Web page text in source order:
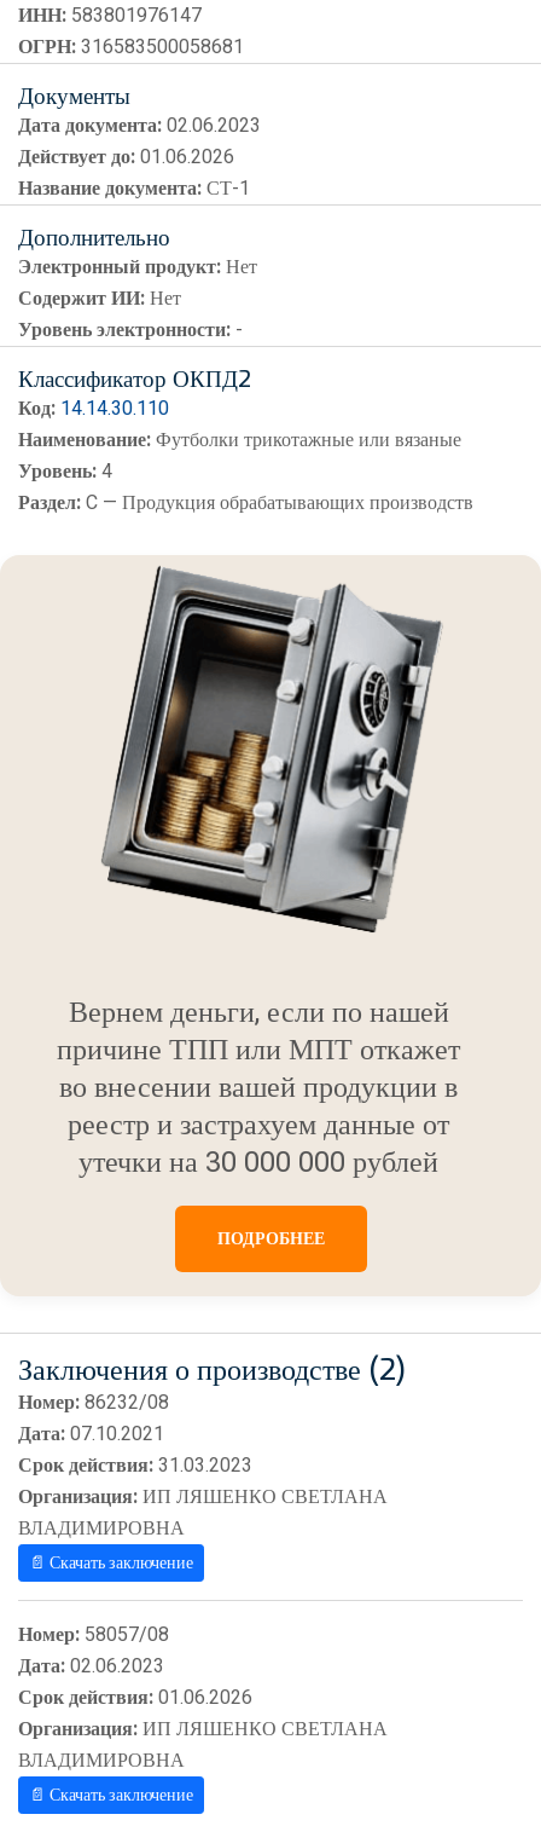
ИНН: 583801976147
ОГРН:316583500058681
Документы
Дата документа:02.06.2023
Действует до:01.06.2026
Название документа:СТ-1
Дополнительно
Электронный продукт:Нет
Содержит ИИ:Нет
Уровень электронности: -
Классификатор ОКПД2
Код: 14.14.30.110
Наименование:Футболки трикотажные или вязаные
Уровень:4
Раздел:C — Продукция обрабатывающих производств
Вернем деньги, если по нашей
причине ТПП или МПТ откажет
во внесении вашей продукции в
реестр и застрахуем данные от
утечки на 30 000 000 рублей
ПОДРОБНЕЕ
Заключения о производстве (2)
Номер:86232/08
Дата:07.10.2021
Срок действия:31.03.2023
Организация:ИП ЛЯШЕНКО СВЕТЛАНА
ВЛАДИМИРОВНА
📄 Скачать заключение
Номер: 58057/08
Дата:02.06.2023
Срок действия:01.06.2026
Организация:ИП ЛЯШЕНКО СВЕТЛАНА
ВЛАДИМИРОВНА
📄 Скачать заключение